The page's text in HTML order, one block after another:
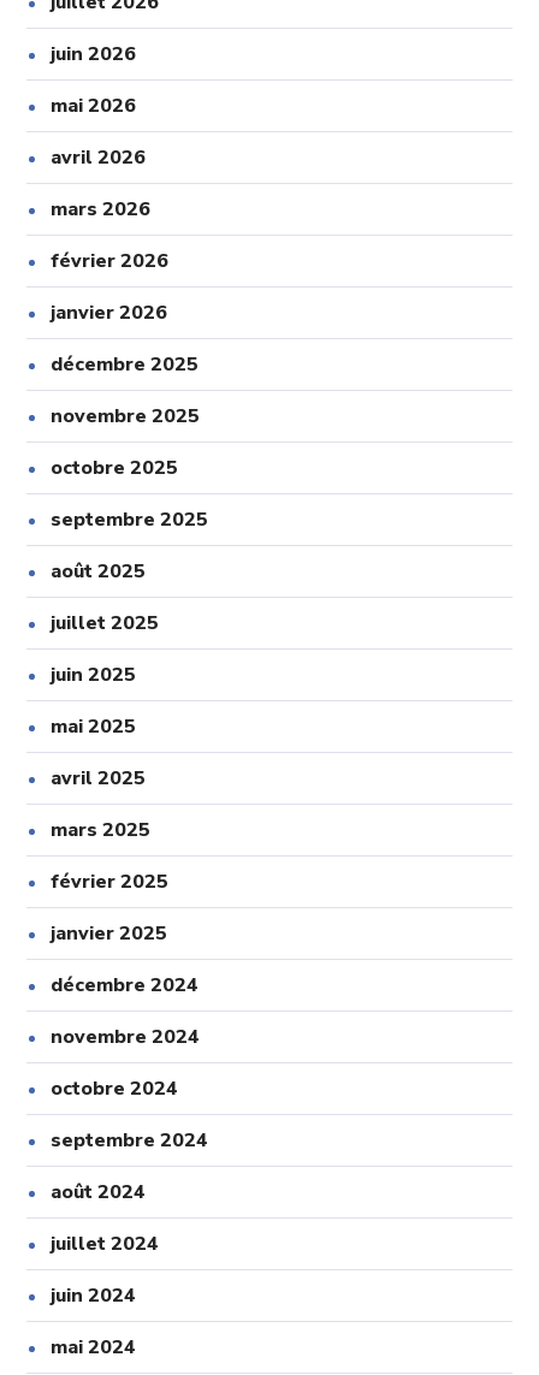
juin 2026
mai 2026
avril 2026
mars 2026
février 2026
janvier 2026
décembre 2025
novembre 2025
octobre 2025
septembre 2025
août 2025
juillet 2025
juin 2025
mai 2025
avril 2025
mars 2025
février 2025
janvier 2025
décembre 2024
novembre 2024
octobre 2024
septembre 2024
août 2024
juillet 2024
juin 2024
mai 2024